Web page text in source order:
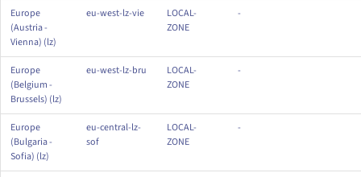
Regionen und Verfügbarkeitszonen nach Geografie
Europe
(Austria -
Vienna) (lz)
eu-west-lz-vie
LOCAL-
ZONE
-
Europe
(Belgium -
Brussels) (lz)
eu-west-lz-bru
LOCAL-
ZONE
-
Europe
(Bulgaria -
Sofia) (lz)
eu-central-lz-
sof
LOCAL-
ZONE
-